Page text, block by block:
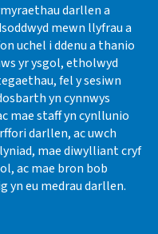
darllen a
mewn llyfrau a
uchel i ddenu a thanio
yr ysgol, etholwyd
fel y sesiwn
yn cynnwys
mae staff yn cynllunio
darllen, ac uwch
mae diwylliant cryf
ac mae bron bob
yn eu medrau darllen.